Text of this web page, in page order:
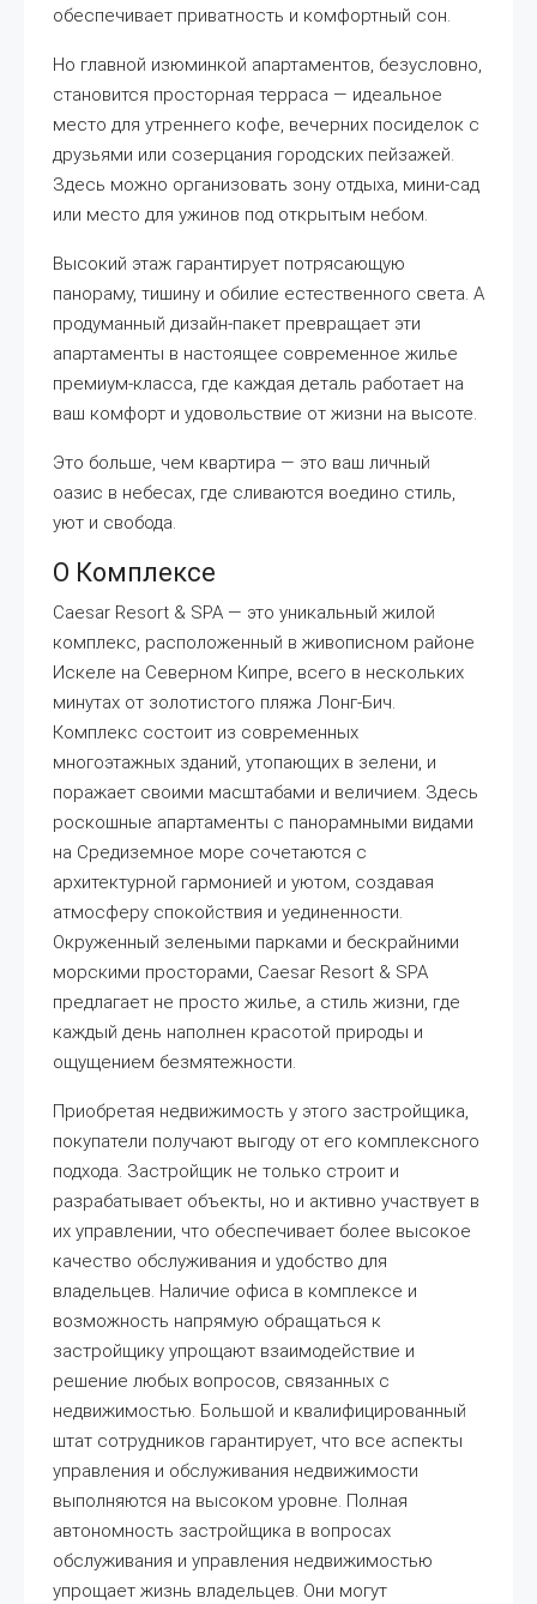
обеспечивает приватность и комфортный сон.
Но главной изюминкой апартаментов, безусловно,
становится просторная терраса — идеальное
место для утреннего кофе, вечерних посиделок с
друзьями или созерцания городских пейзажей.
Здесь можно организовать зону отдыха, мини-сад
или место для ужинов под открытым небом.
Высокий этаж гарантирует потрясающую
панораму, тишину и обилие естественного света. А
продуманный дизайн-пакет превращает эти
апартаменты в настоящее современное жилье
премиум-класса, где каждая деталь работает на
ваш комфорт и удовольствие от жизни на высоте.
Это больше, чем квартира — это ваш личный
оазис в небесах, где сливаются воедино стиль,
уют и свобода.
О Комплексе
Caesar Resort & SPA — это уникальный жилой
комплекс, расположенный в живописном районе
Искеле на Северном Кипре, всего в нескольких
минутах от золотистого пляжа Лонг-Бич.
Комплекс состоит из современных
многоэтажных зданий, утопающих в зелени, и
поражает своими масштабами и величием. Здесь
роскошные апартаменты с панорамными видами
на Средиземное море сочетаются с
архитектурной гармонией и уютом, создавая
атмосферу спокойствия и уединенности.
Окруженный зелеными парками и бескрайними
морскими просторами, Caesar Resort & SPA
предлагает не просто жилье, а стиль жизни, где
каждый день наполнен красотой природы и
ощущением безмятежности.
Приобретая недвижимость у этого застройщика,
покупатели получают выгоду от его комплексного
подхода. Застройщик не только строит и
разрабатывает объекты, но и активно участвует в
их управлении, что обеспечивает более высокое
качество обслуживания и удобство для
владельцев. Наличие офиса в комплексе и
возможность напрямую обращаться к
застройщику упрощают взаимодействие и
решение любых вопросов, связанных с
недвижимостью. Большой и квалифицированный
штат сотрудников гарантирует, что все аспекты
управления и обслуживания недвижимости
выполняются на высоком уровне. Полная
автономность застройщика в вопросах
обслуживания и управления недвижимостью
упрощает жизнь владельцев. Они могут